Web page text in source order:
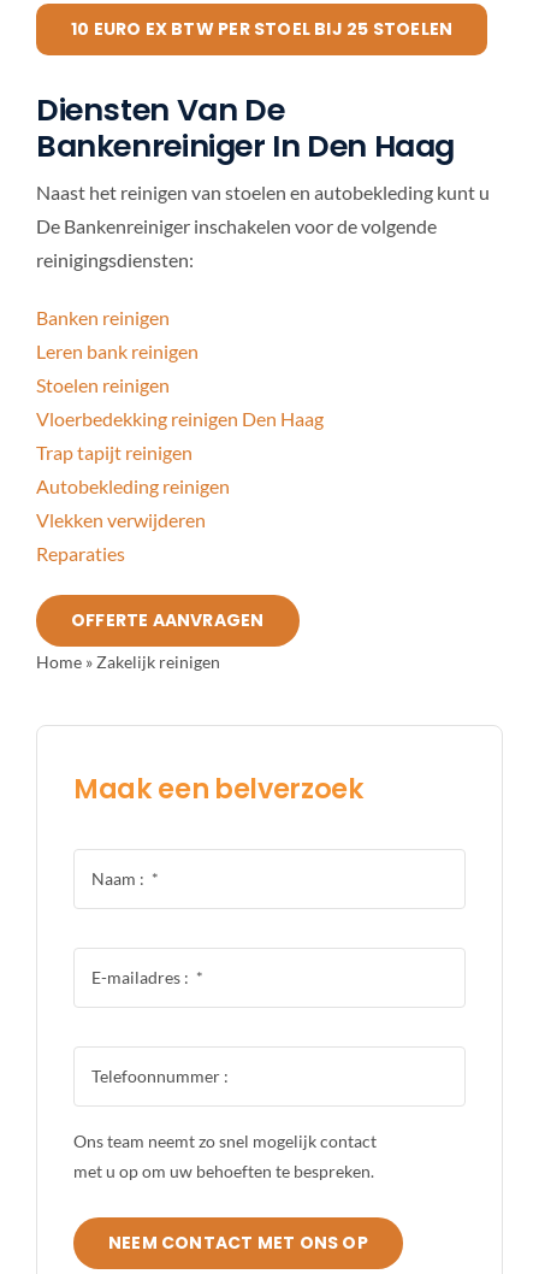
10 EURO EX BTW PER STOEL BIJ 25 STOELEN
Diensten Van De
Bankenreiniger In Den Haag
Naast het reinigen van stoelen en autobekleding kunt u
De Bankenreiniger inschakelen voor de volgende
reinigingsdiensten:
Banken reinigen
Leren bank reinigen
Stoelen reinigen
Vloerbedekking reinigen Den Haag
Trap tapijt reinigen
Autobekleding reinigen
Vlekken verwijderen
Reparaties
OFFERTE AANVRAGEN
Home» Zakelijk reinigen
Maak een belverzoek
Ons team neemt zo snel mogelijk contact
met u op om uw behoeften te bespreken.
NEEM CONTACT MET ONS OP